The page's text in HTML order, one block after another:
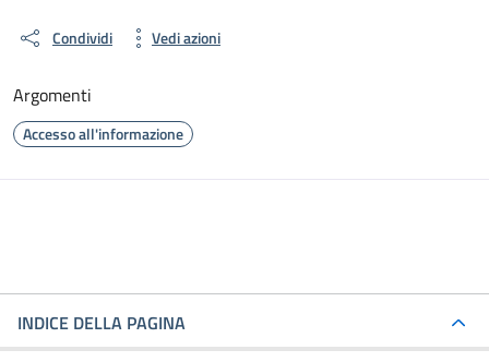
Condividi Vedi azioni
Argomenti
Accesso all'informazione
INDICE DELLA PAGINA